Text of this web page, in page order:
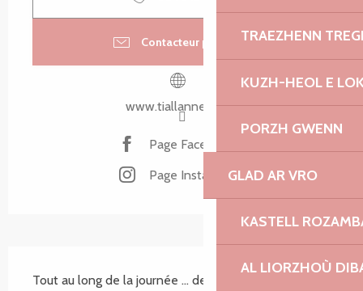
TRAEZHENN
KUZH-HEOL E
PORZH GWENN
GLAD AR VRO
KASTELL
AL LIORZHOÙ
Contacteur par email
www.tiallannec.com
Page Facebook
Page Instagram
Tout au long de la journée … des moments